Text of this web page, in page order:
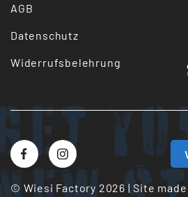
AGB
Datenschutz
Widerrufsbelehrung
© Wiesi Factory 2026|Site